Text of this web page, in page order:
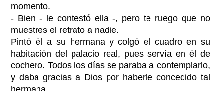
momento.
- Bien - le contestó ella -, pero te ruego que no
muestres el retrato a nadie.
Pintó él a su hermana y colgó el cuadro en su
habitación del palacio real, pues servía en él de
cochero. Todos los días se paraba a contemplarlo,
y daba gracias a Dios por haberle concedido tal
hermana.